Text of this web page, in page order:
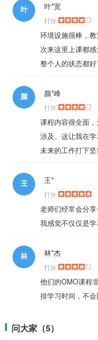
叶 叶*宽
打分
环境设施很棒，
次来这里上课都
整个人的状态都好
颜 颜*峰
打分
课程内容很全面
涉及。这让我在
未来的工作打下坚
王 王*
打分
老师们经常会分
我感觉不仅仅是学
林 林*杰
打分
他们的OMO课程
排学习时间，不会
问大家（5）